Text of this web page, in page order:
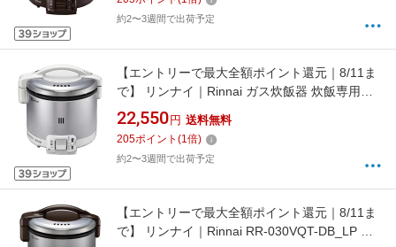
【rb_cooking_cpn】
約2〜3週間で出荷予定
【エントリーで最大全額ポイント還元｜8/11ま
で】 リンナイ｜Rinnai ガス炊飯器 炊飯専用タ
イプ 0.54L プロパンガス用 こがまる グレイッ
シュホワイト RR-030FS(A)(W) [3合 /プロパン
ガス]【rb_cooking_cpn】
22,550 円 送料無料
205ポイント (1倍)
約2〜3週間で出荷予定
【エントリーで最大全額ポイント還元｜8/11ま
で】 リンナイ｜Rinnai RR-030VQT-DB_LP ガ